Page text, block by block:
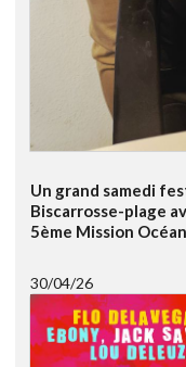
Un grand samedi
Biscarrosse-plage
5ème Mission
30/04/26